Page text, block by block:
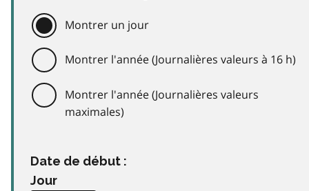
Montrer un jour
Montrer l'année (Journalières valeurs à 16 h)
Montrer l'année (Journalières valeurs
maximales)
Date de début :
Jour